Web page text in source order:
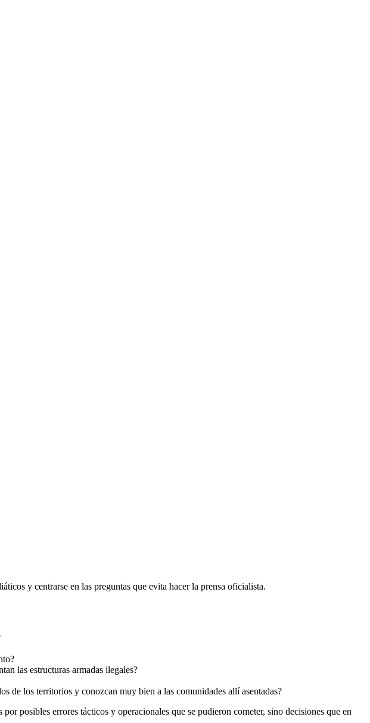
y centrarse en las preguntas que evita hacer la prensa oficialista.
las estructuras armadas ilegales?
de los territorios y conozcan muy bien a las comunidades allí asentadas?
posibles errores tácticos y operacionales que se pudieron cometer, sino decisiones que en